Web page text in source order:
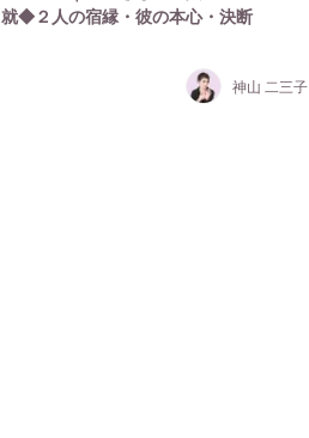
就◆２人の宿縁・彼の本心・決断
神山 二三子